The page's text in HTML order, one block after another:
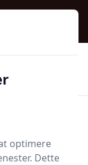
Siden
optimere
Dette